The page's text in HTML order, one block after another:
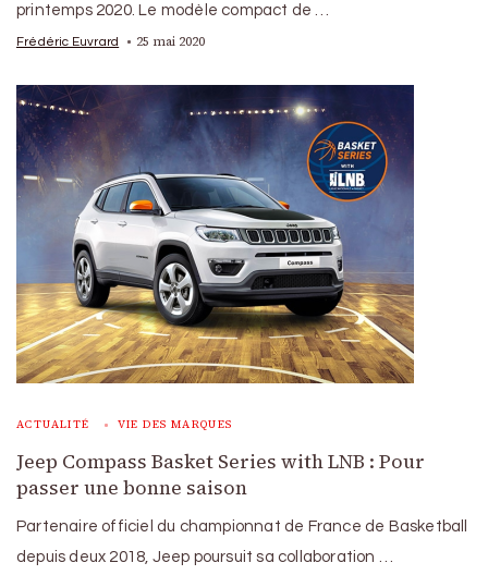
printemps 2020. Le modèle compact de …
Frédéric Euvrard 25 mai 2020
ACTUALITÉ VIE DES MARQUES
Jeep Compass Basket Series with LNB : Pour
passer une bonne saison
Partenaire officiel du championnat de France de Basketball
depuis deux 2018, Jeep poursuit sa collaboration …